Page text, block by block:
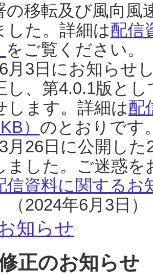
の移転及び風向風
した。詳細は配信
をご覧ください。
月3日にお知らせ
し、第4.0.1版と
します。詳細は配
） のとおりです
月26日に公開し
ました。ご迷惑
信資料に関するお
（2024年6月3日）
知らせ
正のお知らせ